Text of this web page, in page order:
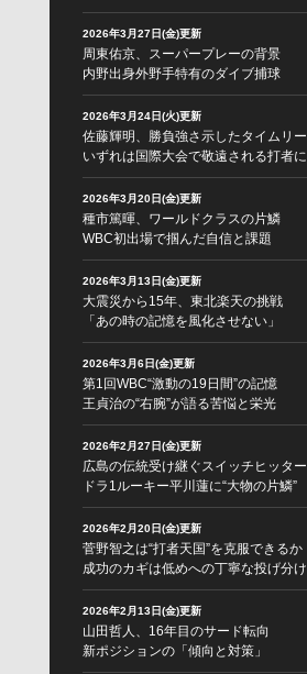
2026年3月27日(金)更新
周東佑京、スーパープレーの背景
内野出身外野手特有のダイブ捕球
2026年3月24日(火)更新
佐藤輝明、勝負強さ示したタイムリー
いずれは国際大会で敬遠される打者に
2026年3月20日(金)更新
種市篤暉、ワールドクラスの片鱗
WBC初出場で掴んだ自信と課題
2026年3月13日(金)更新
大震災から15年、東北楽天の挑戦
「あの時の記憶を風化させない」
2026年3月6日(金)更新
第1回WBC“激動の19日間”の記憶
王貞治の“右腕”が語る苦悩と栄光
2026年2月27日(金)更新
広島の伝統受け継ぐスイッチヒッター
ドラ1ルーキー平川蓮に“大物の片鱗”
2026年2月20日(金)更新
菅野智之は“打者天国”を克服できるか
成功のカギは低めへの丁寧な投げ分け
2026年2月13日(金)更新
山田哲人、16年目のサード転向
新ポジションの「傾向と対策」